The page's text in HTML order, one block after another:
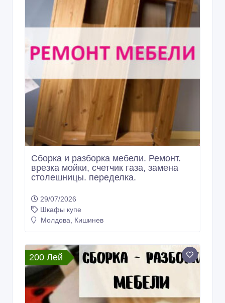
Сборка и разборка мебели. Ремонт.
врезка мойки, счетчик газа, замена
столешницы. переделка.
29/07/2026
Шкафы купе
Молдова, Кишинев
200 Лей